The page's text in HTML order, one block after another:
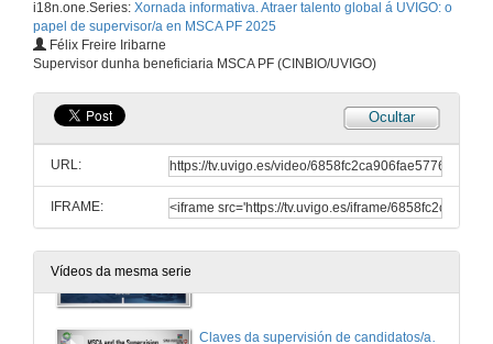
i18n.one.Series: Xornada informativa. Atraer talento global á UVIGO: o
papel de supervisor/a en MSCA PF 2025
Félix Freire Iribarne
Supervisor dunha beneficiaria MSCA PF (CINBIO/UVIGO)
Ocultar
URL:
IFRAME:
Vídeos da mesma serie
Conferencia
Conferencia
19 de xuño de 2025